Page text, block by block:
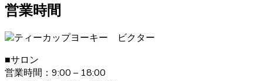
ベドールでは、ヨークシャーテリアたちの育成・販売を経
験豊富なブリーダーが行っていますのでご安心ください。
また、飼い主さんへ飼い方やしつけのレクチャーも致しま
す。ヨークシャーテリアのご購入をお考えの際は、是非当
店にご相談下さい。
営業時間
■サロン
営業時間：9:00 – 18:00